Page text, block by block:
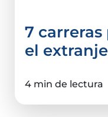
7
el
4 min de lectura